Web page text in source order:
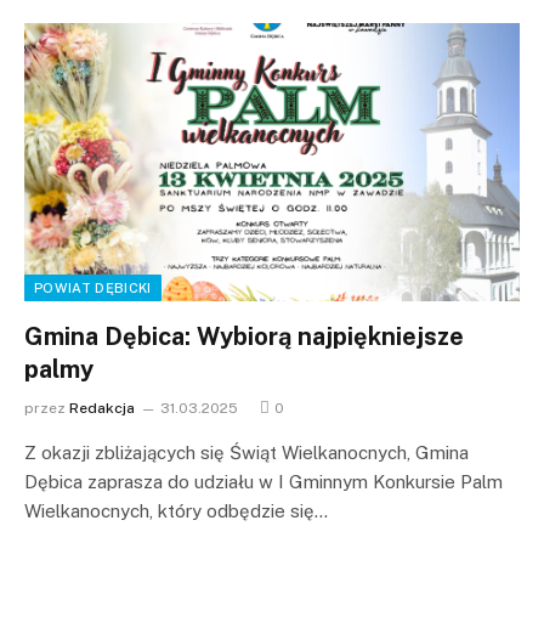
POWIAT DĘBICKI
Gmina Dębica: Wybiorą najpiękniejsze
palmy
przez Redakcja 31.03.2025 0
Z okazji zbliżających się Świąt Wielkanocnych, Gmina
Dębica zaprasza do udziału w I Gminnym Konkursie Palm
Wielkanocnych, który odbędzie się…